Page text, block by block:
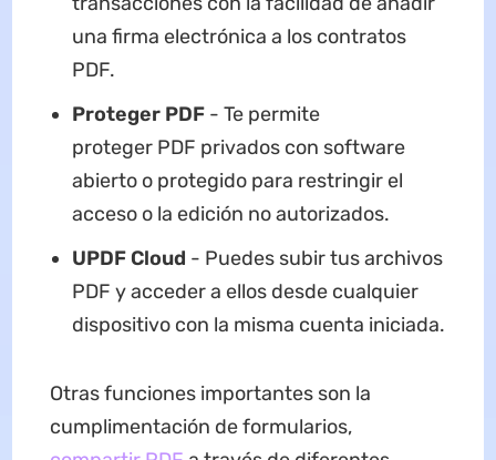
una firma electrónica a los contratos
PDF.
Proteger PDF - Te permite
proteger PDF privados con software
abierto o protegido para restringir el
acceso o la edición no autorizados.
UPDF Cloud - Puedes subir tus archivos
PDF y acceder a ellos desde cualquier
dispositivo con la misma cuenta iniciada.
Otras funciones importantes son la
cumplimentación de formularios,